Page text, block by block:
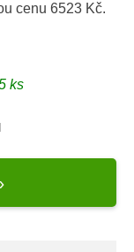
cenu 6523 Kč.
ks